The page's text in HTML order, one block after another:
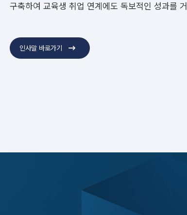
구축하여 교육생 취업 연계에도 독보적인 성과를
인사말 바로가기